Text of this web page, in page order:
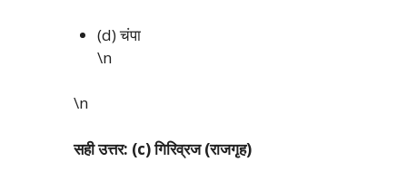
(d) चंपा
\n
\n
सही उत्तर: (c) गिरिव्रज (राजगृह)